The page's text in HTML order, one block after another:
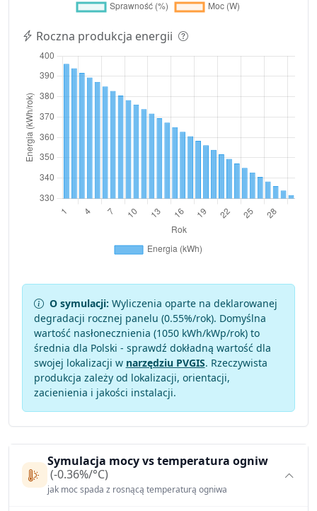
Roczna produkcja energii
O symulacji: Wyliczenia oparte na deklarowanej
degradacji rocznej panelu (0.55%/rok). Domyślna
wartość nasłonecznienia (1050 kWh/kWp/rok) to
średnia dla Polski - sprawdź dokładną wartość dla
swojej lokalizacji w narzędziu PVGIS. Rzeczywista
produkcja zależy od lokalizacji, orientacji,
zacienienia i jakości instalacji.
Symulacja mocy vs temperatura ogniw
(-0.36%/°C)
jak moc spada z rosnącą temperaturą ogniwa